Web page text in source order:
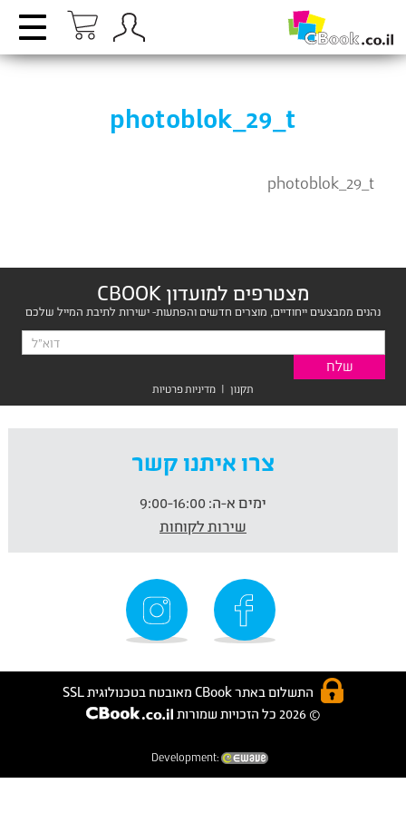
photoblok_29_t
photoblok_29_t
מצטרפים למועדון CBOOK
נהנים ממבצעים ייחודיים, מוצרים חדשים והפתעות- ישירות לתיבת המייל שלכם
תקנון | מדיניות פרטיות
צרו איתנו קשר
ימים א-ה:
שירות לקוחות
התשלום באתר CBook מאובטח בטכנולוגית SSL
© 2026 כל הזכויות שמורות
Development: